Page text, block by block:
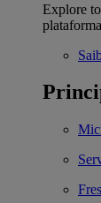
Explore